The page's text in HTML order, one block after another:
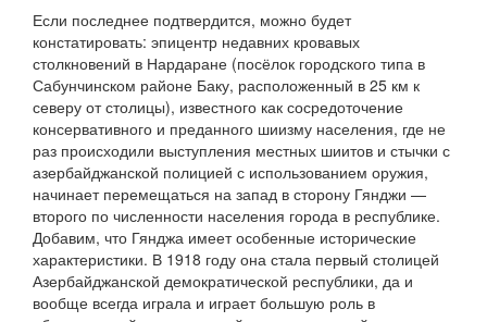
Если последнее подтвердится, можно будет
констатировать: эпицентр недавних кровавых
столкновений в Нардаране (посёлок городского типа в
Сабунчинском районе Баку, расположенный в 25 км к
северу от столицы), известного как сосредоточение
консервативного и преданного шиизму населения, где не
раз происходили выступления местных шиитов и стычки с
азербайджанской полицией с использованием оружия,
начинает перемещаться на запад в сторону Гянджи —
второго по численности населения города в республике.
Добавим, что Гянджа имеет особенные исторические
характеристики. В 1918 году она стала первый столицей
Азербайджанской демократической республики, да и
вообще всегда играла и играет большую роль в